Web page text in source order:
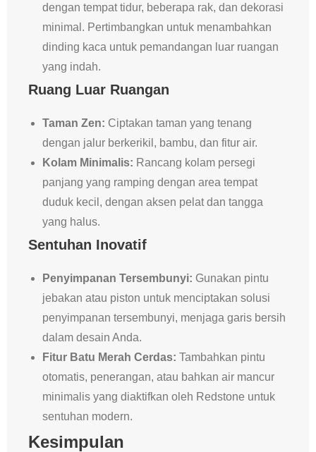
dengan tempat tidur, beberapa rak, dan dekorasi
minimal. Pertimbangkan untuk menambahkan
dinding kaca untuk pemandangan luar ruangan
yang indah.
Ruang Luar Ruangan
Taman Zen: Ciptakan taman yang tenang
dengan jalur berkerikil, bambu, dan fitur air.
Kolam Minimalis: Rancang kolam persegi
panjang yang ramping dengan area tempat
duduk kecil, dengan aksen pelat dan tangga
yang halus.
Sentuhan Inovatif
Penyimpanan Tersembunyi: Gunakan pintu
jebakan atau piston untuk menciptakan solusi
penyimpanan tersembunyi, menjaga garis bersih
dalam desain Anda.
Fitur Batu Merah Cerdas: Tambahkan pintu
otomatis, penerangan, atau bahkan air mancur
minimalis yang diaktifkan oleh Redstone untuk
sentuhan modern.
Kesimpulan